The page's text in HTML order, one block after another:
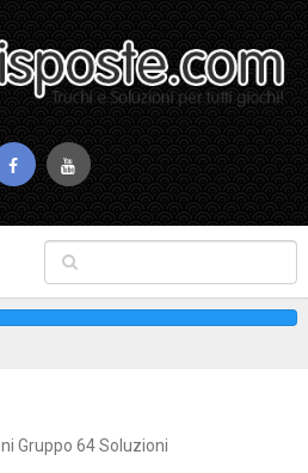
Gruppo 64 Soluzioni